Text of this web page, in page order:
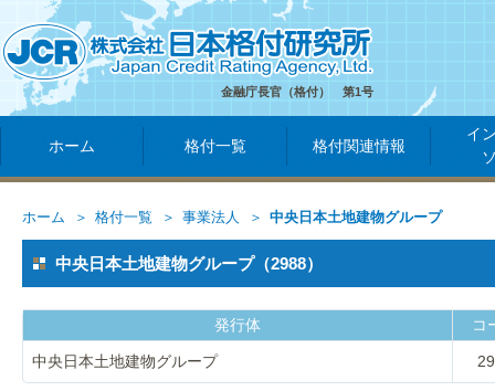
金融庁長官（格付） 第1号
ホーム 格付一覧 格付関連情報
イ
ホーム 格付一覧 事業法人 中央日本土地建物グループ
中央日本土地建物グループ（2988）
発行体 コ
中央日本土地建物グループ